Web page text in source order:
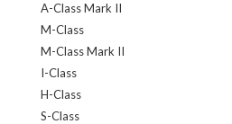
A-Class Mark II
M-Class
M-Class Mark II
I-Class
H-Class
S-Class